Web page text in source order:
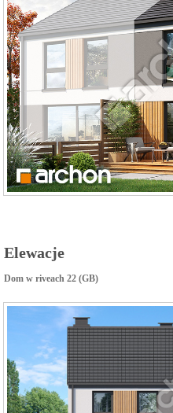
Elewacje
Dom w riveach 22 (GB)